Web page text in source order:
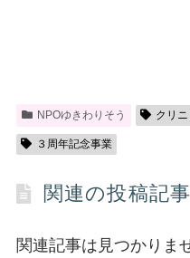
NPOゆきわりそう クリニ
３周年記念事業
関連の投稿記事
関連記事は見つかりま